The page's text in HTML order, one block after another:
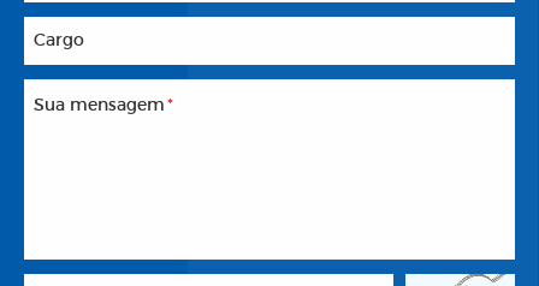
Cargo
Sua mensagem *